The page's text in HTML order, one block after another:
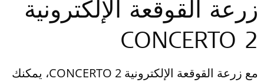
القوقعة الإلكترونية
CONCERTO
مع زرعة القوقعة الإلكترونية CONCERTO 2، يمكنك